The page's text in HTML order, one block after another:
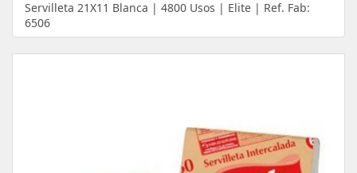
Servilleta 21X11 Blanca | 4800 Usos | Elite | Ref. Fab:
6506